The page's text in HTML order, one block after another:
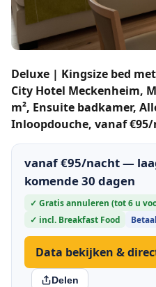
Deluxe | Kingsize bed
City Hotel Meckenheim,
m², Ensuite badkamer,
Inloopdouche, vanaf
vanaf €95/nacht —
komende 30 dagen
✓ Gratis annuleren (tot 6 u
✓ incl. Breakfast Food
Data bekijken &
Delen